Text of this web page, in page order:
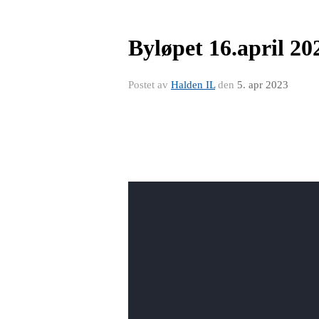
Byløpet 16.april
Postet av Halden ILden 5. apr 2023